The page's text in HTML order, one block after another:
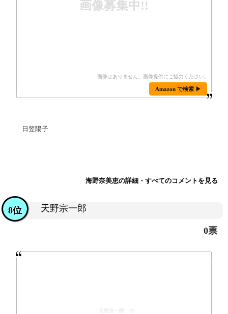
画像募集中!!
Amazon で検索 ▶
日笠陽子
海野奈美恵の詳細・すべてのコメントを見る
天野宗一郎
8位
0票
「天野宗一郎」の